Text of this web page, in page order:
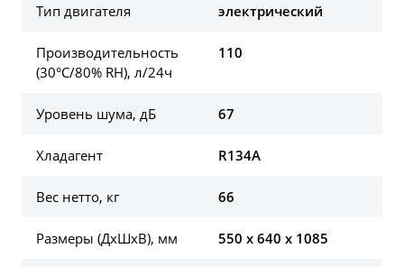
Тип двигателя электрический
Производительность
(30°C/80% RH), л/24ч
110
Уровень шума, дБ 67
Хладагент R134A
Вес нетто, кг 66
Размеры (ДхШхВ), мм 550 x 640 x 1085